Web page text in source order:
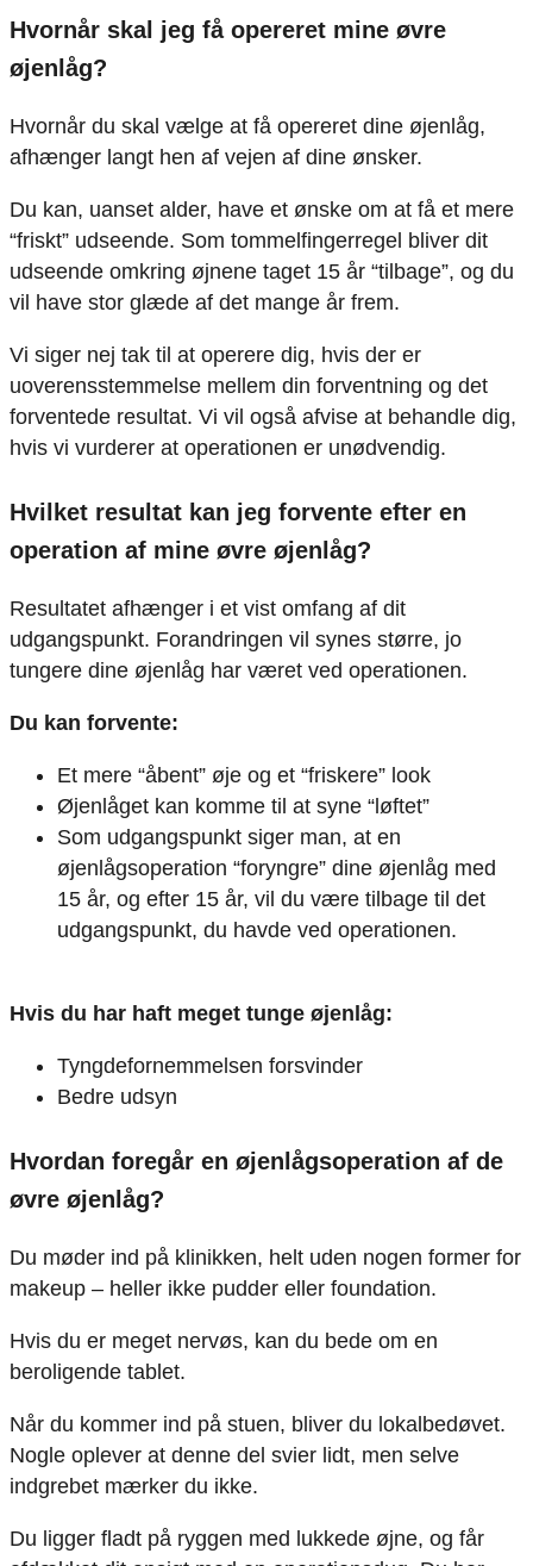
Hvornår skal jeg få opereret mine øvre
øjenlåg?
Hvornår du skal vælge at få opereret dine øjenlåg,
afhænger langt hen af vejen af dine ønsker.
Du kan, uanset alder, have et ønske om at få et mere
“friskt” udseende. Som tommelfingerregel bliver dit
udseende omkring øjnene taget 15 år “tilbage”, og du
vil have stor glæde af det mange år frem.
Vi siger nej tak til at operere dig, hvis der er
uoverensstemmelse mellem din forventning og det
forventede resultat. Vi vil også afvise at behandle dig,
hvis vi vurderer at operationen er unødvendig.
Hvilket resultat kan jeg forvente efter en
operation af mine øvre øjenlåg?
Resultatet afhænger i et vist omfang af dit
udgangspunkt. Forandringen vil synes større, jo
tungere dine øjenlåg har været ved operationen.
Du kan forvente:
Et mere “åbent” øje og et “friskere” look
Øjenlåget kan komme til at syne “løftet”
Som udgangspunkt siger man, at en
øjenlågsoperation “foryngre” dine øjenlåg med
15 år, og efter 15 år, vil du være tilbage til det
udgangspunkt, du havde ved operationen.
Hvis du har haft meget tunge øjenlåg:
Tyngdefornemmelsen forsvinder
Bedre udsyn
Hvordan foregår en øjenlågsoperation af de
øvre øjenlåg?
Du møder ind på klinikken, helt uden nogen former for
makeup – heller ikke pudder eller foundation.
Hvis du er meget nervøs, kan du bede om en
beroligende tablet.
Når du kommer ind på stuen, bliver du lokalbedøvet.
Nogle oplever at denne del svier lidt, men selve
indgrebet mærker du ikke.
Du ligger fladt på ryggen med lukkede øjne, og får